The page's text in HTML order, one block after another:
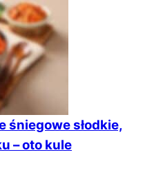
śniegowe słodkie,
– oto kule